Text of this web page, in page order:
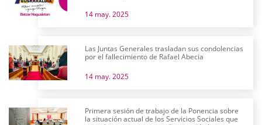
14 may. 2025
Las Juntas Generales trasladan sus condolencias
por el fallecimiento de Rafael Abecia
14 may. 2025
Primera sesión de trabajo de la Ponencia sobre
la situación actual de los Servicios Sociales que